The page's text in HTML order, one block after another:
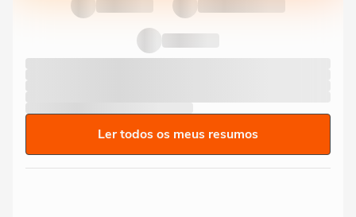
Ler todos os meus resumos